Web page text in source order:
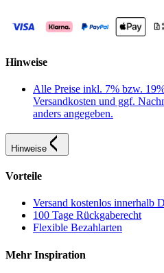
Hinweise
Alle Preise inkl. 7% bzw.
Versandkosten und ggf.
anders angegeben.
Hinweise
Vorteile
Versand kostenlos innerhalb
100 Tage Rückgaberecht
Flexible Bezahlarten
Mehr Inspiration